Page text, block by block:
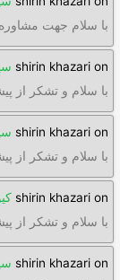
با سلام جهت مشاوره با شماره
shirin khazari on
با سلام و تشکر از
shirin khazari on
با سلام و تشکر از
shirin khazari on
با سلام و تشکر از
shirin khazari on